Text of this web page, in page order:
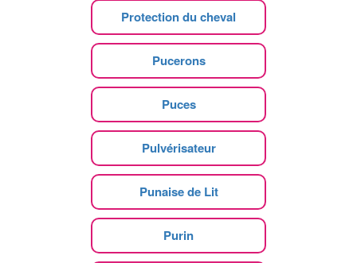
Protection du cheval
Pucerons
Puces
Pulvérisateur
Punaise de Lit
Purin